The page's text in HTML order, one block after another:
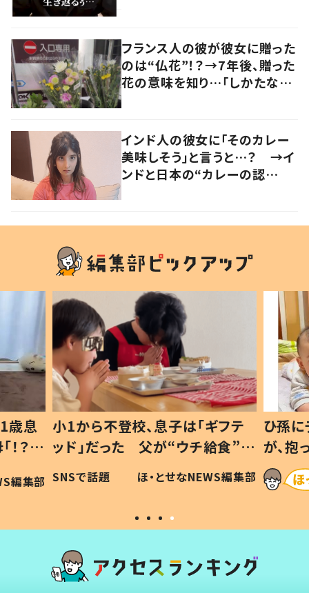
フランス人の彼が彼女に贈った
のは“仏花”！？→7年後、贈った
花の意味を知り…「しかたな
インド人の彼女に「そのカレー
美味しそう」と言うと…？ →イ
ンドと日本の“カレーの認
歳息
？」
編集部
小1から不登校、息子は「ギフテ
ッド」だった 父が“ウチ給食”を
作り続ける理由とは #令和の親
#令和の子
SNSで話題 ほ・とせなNEWS編集部
ひ孫
が、
「涙が
い」